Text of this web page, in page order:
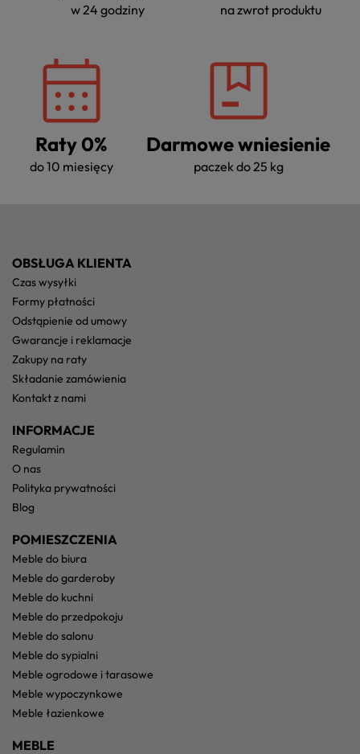
w 24 godziny na zwrot produktu
Raty 0%
do 10 miesięcy
Darmowe wniesienie
paczek do 25 kg
OBSŁUGA KLIENTA
czas wysyłki
formy płatności
odstąpienie od umowy
gwarancje i reklamacje
zakupy na raty
składanie zamówienia
kontakt z nami
INFORMACJE
regulamin
o nas
polityka prywatności
blog
POMIESZCZENIA
meble do biura
meble do garderoby
meble do kuchni
meble do przedpokoju
meble do salonu
meble do sypialni
meble ogrodowe i tarasowe
meble wypoczynkowe
meble łazienkowe
MEBLE